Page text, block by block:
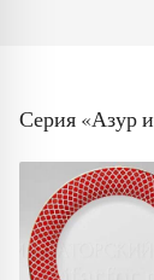
Серия «Азур